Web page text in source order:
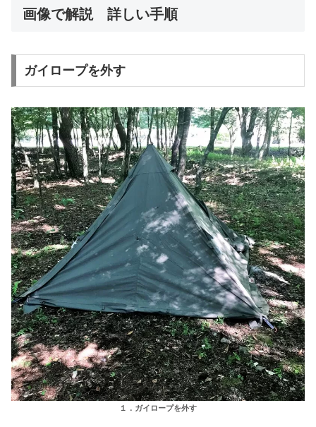
画像で解説 詳しい手順
ガイロープを外す
１．ガイロープを外す